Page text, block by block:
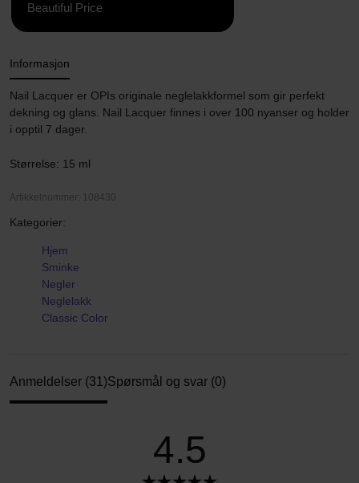
Beautiful Price
Informasjon
Nail Lacquer er OPIs originale neglelakkformel som gir perfekt
dekning og glans. Nail Lacquer finnes i over 100 nyanser og holder
i opptil 7 dager.
Størrelse: 15 ml
Artikkelnummer: 108430
Kategorier:
Hjem
Sminke
Negler
Neglelakk
Classic Color
Anmeldelser (31)Spørsmål og svar (0)
4.5